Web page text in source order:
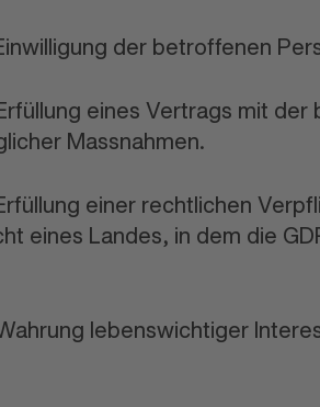
der betroffenen
eines Vertrags mit
Massnahmen.
einer rechtlichen
eines Landes, in dem die
lebenswichtiger